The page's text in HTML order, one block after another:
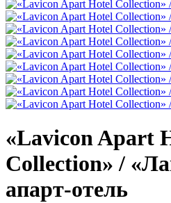
«Lavicon Apart
Collection» /
апарт-отель